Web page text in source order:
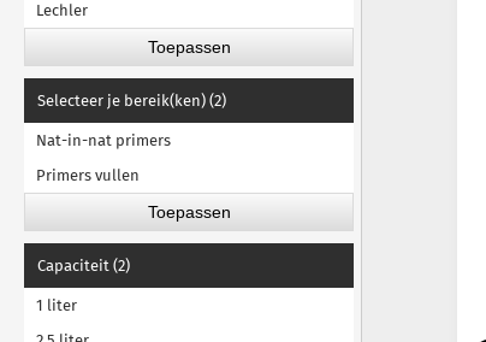
R-M primer
Grondverf Sikkens
Spies Hecker grondverf
Lechler
Selecteer je bereik(ken) (2)
Nat-in-nat primers
Primers vullen
Capaciteit (2)
1 liter